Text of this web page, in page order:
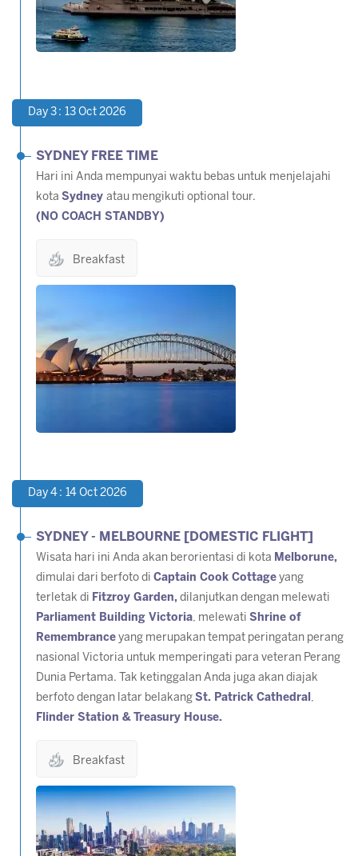
Day 3 : 13 Oct 2026
SYDNEY FREE TIME
Hari ini Anda mempunyai waktu bebas untuk menjelajahi
kota Sydney atau mengikuti optional tour.
(NO COACH STANDBY)
Breakfast
Day 4 : 14 Oct 2026
SYDNEY - MELBOURNE [DOMESTIC FLIGHT]
Wisata hari ini Anda akan berorientasi di kota Melborune,
dimulai dari berfoto di Captain Cook Cottage yang
terletak di Fitzroy Garden, dilanjutkan dengan melewati
Parliament Building Victoria, melewati Shrine of
Remembrance yang merupakan tempat peringatan perang
nasional Victoria untuk memperingati para veteran Perang
Dunia Pertama. Tak ketinggalan Anda juga akan diajak
berfoto dengan latar belakang St. Patrick Cathedral ,
Flinder Station & Treasury House.
Breakfast